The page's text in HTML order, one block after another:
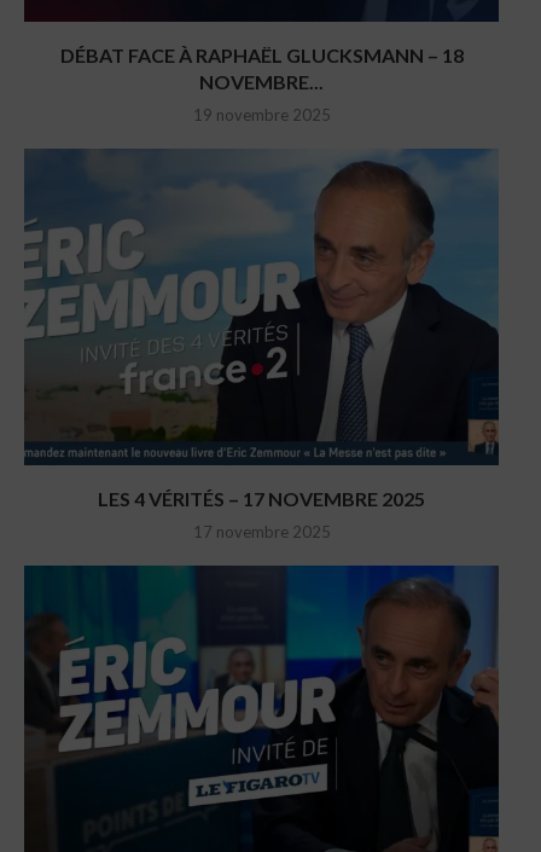
DÉBAT FACE À RAPHAËL GLUCKSMANN – 18
NOVEMBRE...
19 novembre 2025
LES 4 VÉRITÉS – 17 NOVEMBRE 2025
17 novembre 2025